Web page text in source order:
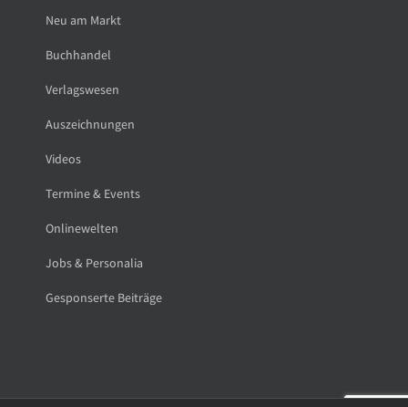
Neu am Markt
Buchhandel
Verlagswesen
Auszeichnungen
Videos
Termine & Events
Onlinewelten
Jobs & Personalia
Gesponserte Beiträge